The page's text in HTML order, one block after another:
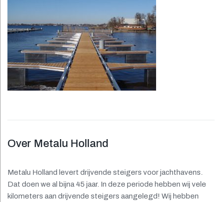
steiger
Over Metalu Holland
Metalu Holland levert drijvende steigers voor jachthavens.
Dat doen we al bijna 45 jaar. In deze periode hebben wij vele
kilometers aan drijvende steigers aangelegd! Wij hebben